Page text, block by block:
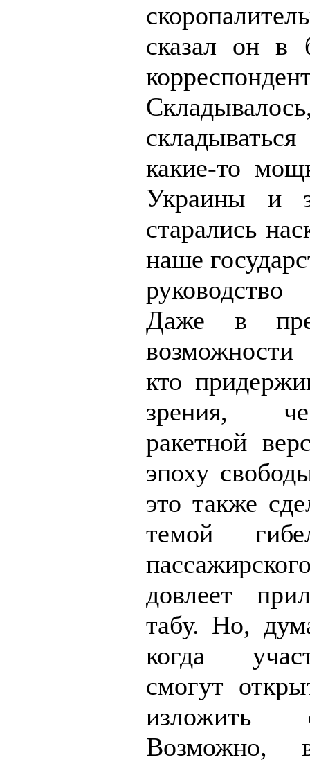
сказал он в
какие-то
Украины и
старались
наше
Даже в
возможности
кто
зрения,
ракетной
эпоху
это также
темой
довлеет
табу. Но,
когда
смогут
изложить
Возможно,